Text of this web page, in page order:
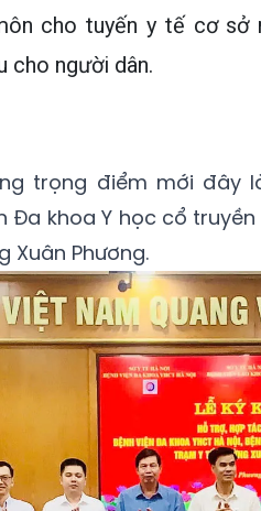
cho tuyến y tế cơ sở
cho người dân.
trọng điểm mới đây
Đa khoa Y học cổ truyền
Xuân Phương.